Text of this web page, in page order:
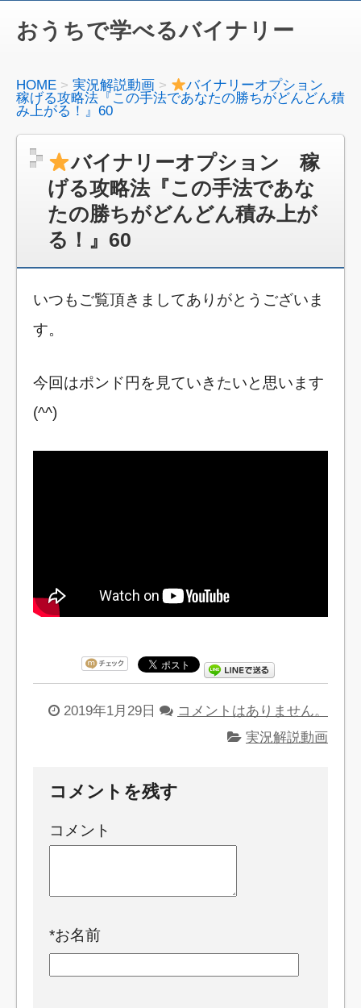
おうちで学べるバイナリー
HOME 実況解説動画
バイナリーオプション
稼げる攻略法『この手法であなたの勝ちがどんどん積
み上がる！』60
バイナリーオプション 稼
げる攻略法『この手法であな
たの勝ちがどんどん積み上が
る！』60
いつもご覧頂きましてありがとうございま
す。
今回はポンド円を見ていきたいと思います
(^^)
2019年1月29日
コメントはありません。
実況解説動画
コメントを残す
コメント
*お名前